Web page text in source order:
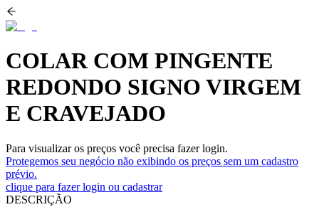
COLAR COM PINGENTE
REDONDO SIGNO VIRGEM
E CRAVEJADO
Para visualizar os preços você precisa fazer login.
Protegemos seu negócio não exibindo os preços sem um cadastro
prévio.
clique para fazer login ou cadastrar
DESCRIÇÃO